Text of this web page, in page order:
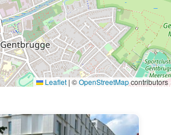
Leaflet | ©OpenStreetMapcontributors